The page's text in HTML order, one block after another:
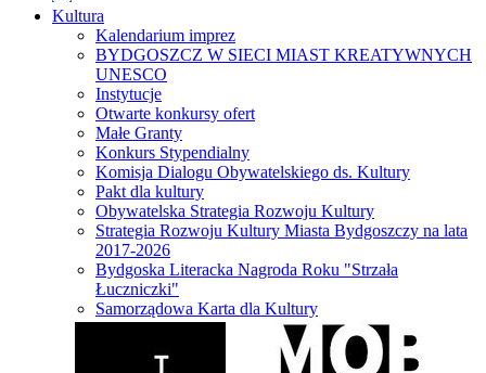
Kultura
Kalendarium imprez
BYDGOSZCZ W SIECI MIAST KREATYWNYCH
UNESCO
Instytucje
Otwarte konkursy ofert
Małe Granty
Konkurs Stypendialny
Komisja Dialogu Obywatelskiego ds. Kultury
Pakt dla kultury
Obywatelska Strategia Rozwoju Kultury
Strategia Rozwoju Kultury Miasta Bydgoszczy na lata
2017-2026
Bydgoska Literacka Nagroda Roku "Strzała
Łuczniczki"
Samorządowa Karta dla Kultury